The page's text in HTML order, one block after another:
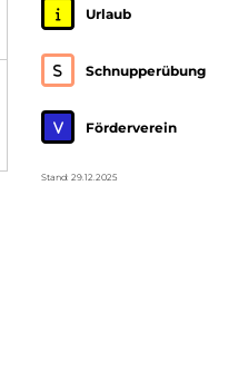
Urlaub
Schnupperübung
Förderverein
Stand: 29.12.2025